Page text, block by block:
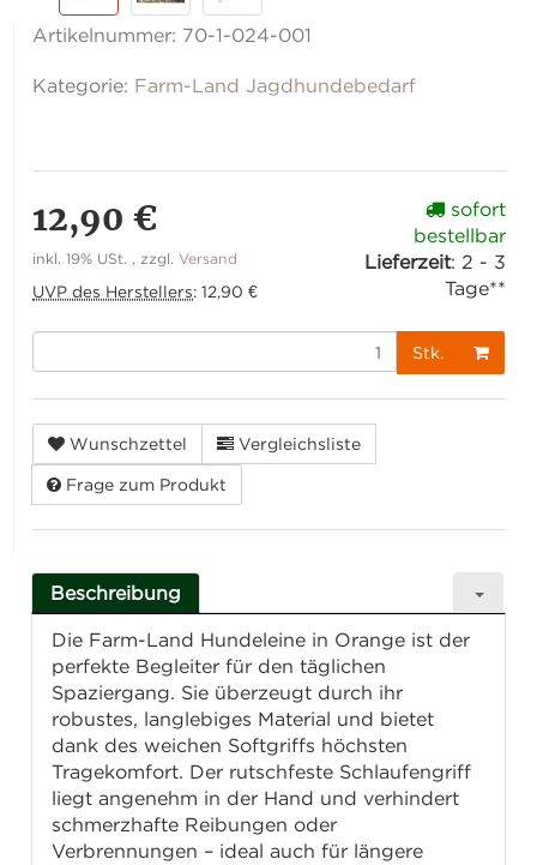
Artikelnummer: 70-1-024-001
Kategorie: Farm-Land Jagdhundebedarf
12,90 €
inkl. 19% USt. , zzgl.Versand
UVP des Herstellers:12,90 €
sofort
bestellbar
Lieferzeit: 2 - 3
Tage**
Stk.
Wunschzettel Vergleichsliste
Frage zum Produkt
Beschreibung
Die Farm-Land Hundeleine in Orange ist der
perfekte Begleiter für den täglichen
Spaziergang. Sie überzeugt durch ihr
robustes, langlebiges Material und bietet
dank des weichen Softgriffs höchsten
Tragekomfort. Der rutschfeste Schlaufengriff
liegt angenehm in der Hand und verhindert
schmerzhafte Reibungen oder
Verbrennungen – ideal auch für längere